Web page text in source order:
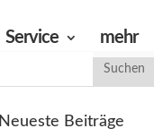
Service mehr
Neueste Beiträge